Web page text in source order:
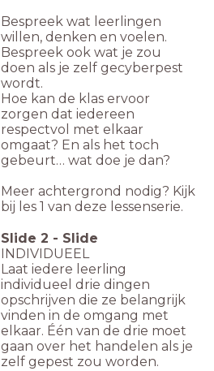
Bespreek wat leerlingen
willen, denken en voelen.
Bespreek ook wat je zou
doen als je zelf gecyberpest
wordt.
Hoe kan de klas ervoor
zorgen dat iedereen
respectvol met elkaar
omgaat? En als het toch
gebeurt… wat doe je dan?
Meer achtergrond nodig? Kijk
bij les 1 van deze lessenserie.
Slide 2 - Slide
INDIVIDUEEL
Laat iedere leerling
individueel drie dingen
opschrijven die ze belangrijk
vinden in de omgang met
elkaar. Één van de drie moet
gaan over het handelen als je
zelf gepest zou worden.